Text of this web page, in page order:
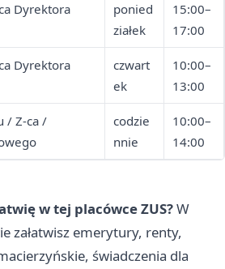
Dyrektora
ponied
ziałek
15:00–
17:00
Dyrektora
czwart
ek
10:00–
13:00
/ Z-ca /
codzie
nnie
10:00–
14:00
w tej placówce ZUS?W
załatwisz emerytury, renty,
świadczenia dla